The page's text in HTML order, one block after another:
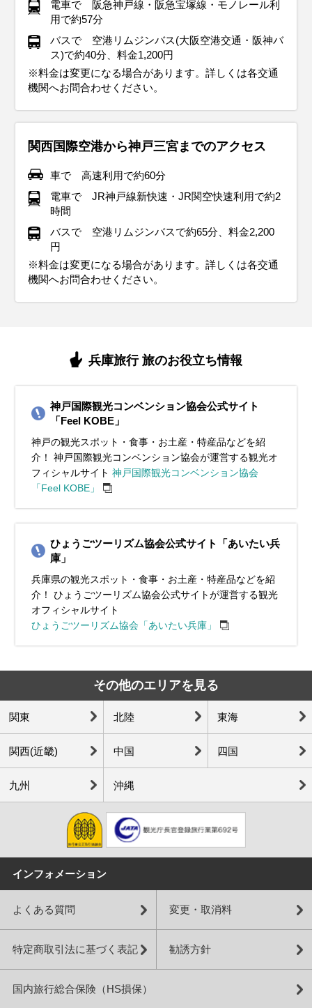
電車で 阪急神戸線・阪急宝塚線・モノレール利
用で約57分
バスで 空港リムジンバス(大阪空港交通・阪神バ
ス)で約40分、料金1,200円
※料金は変更になる場合があります。詳しくは各交通
機関へお問合わせください。
関西国際空港から神戸三宮までのアクセス
車で 高速利用で約60分
電車で JR神戸線新快速・JR関空快速利用で約2
時間
バスで 空港リムジンバスで約65分、料金2,200
円
※料金は変更になる場合があります。詳しくは各交通
機関へお問合わせください。
兵庫旅行 旅のお役立ち情報
神戸国際観光コンベンション協会公式サイト
「Feel KOBE」
神戸の観光スポット・食事・お土産・特産品などを紹
介！ 神戸国際観光コンベンション協会が運営する観光オ
フィシャルサイト 神戸国際観光コンベンション協会
「Feel KOBE」
ひょうごツーリズム協会公式サイト「あいたい兵
庫」
兵庫県の観光スポット・食事・お土産・特産品などを紹
介！ ひょうごツーリズム協会公式サイトが運営する観光
オフィシャルサイト
ひょうごツーリズム協会「あいたい兵庫」
その他のエリアを見る
関東 北陸 東海
関西(近畿) 中国 四国
九州 沖縄
インフォメーション
よくある質問 変更・取消料
特定商取引法に基づく表記 勧誘方針
国内旅行総合保険（HS損保）